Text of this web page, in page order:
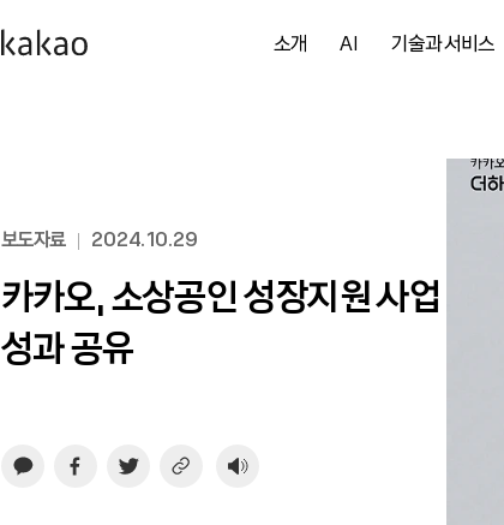
소개 AI 기술과 서비스
보도자료 2024.10.29
카카오, 소상공인 성장지원 사업
성과 공유